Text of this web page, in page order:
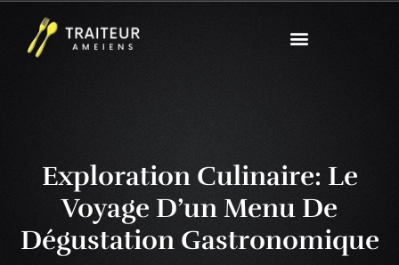
Exploration Culinaire: Le
Voyage D’un Menu De
Dégustation Gastronomique